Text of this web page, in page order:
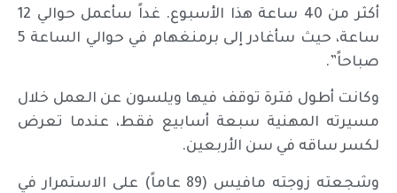
أكثر من 40 ساعة هذا الأسبوع. غداً سأعمل حوالي 12
ساعة، حيث سأغادر إلى برمنغهام في حوالي الساعة 5
صباحاً”.
وكانت أطول فترة توقف فيها ويلسون عن العمل خلال
مسيرته المهنية سبعة أسابيع فقط، عندما تعرض
لكسر ساقه في سن الأربعين.
وشجعته زوجته مافيس (89 عاماً) على الاستمرار في